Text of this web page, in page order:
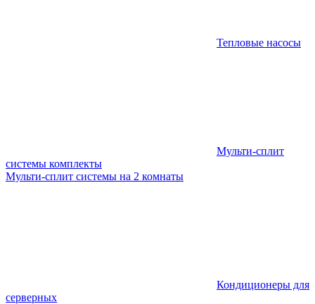
Тепловые насосы
Мульти-сплит
системы комплекты
Мульти-сплит системы на 2 комнаты
Кондиционеры для
серверных